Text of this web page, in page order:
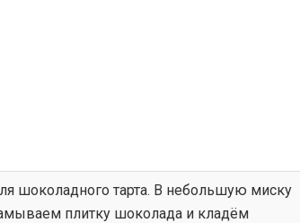
шоколадного тарта. В небольшую миску
плитку шоколада и кладём